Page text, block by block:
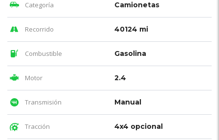
Categoría Camionetas
Recorrido 40124 mi
Combustible Gasolina
Motor 2.4
Transmisión Manual
Tracción 4x4 opcional